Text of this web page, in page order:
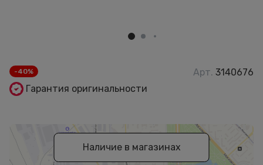
-40% Арт. 3140676
Гарантия оригинальности
Наличие в магазинах